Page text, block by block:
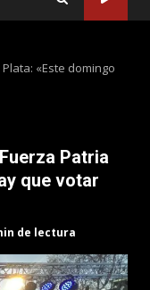
«Este domingo
Patria
que votar
de lectura